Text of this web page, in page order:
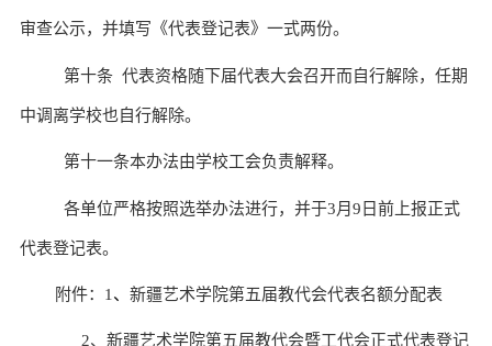
审查公示，并填写《代表登记表》一式两份。
第十条 代表资格随下届代表大会召开而自行解除，任期
中调离学校也自行解除。
第十一条本办法由学校工会负责解释。
各单位严格按照选举办法进行，并于3月9 日前上报正式
代表登记表。
附件： 1 、 新疆艺术学院第五届教代会代表名额分配表
2、新疆艺术学院第五届教代会暨工代会正式代表登记